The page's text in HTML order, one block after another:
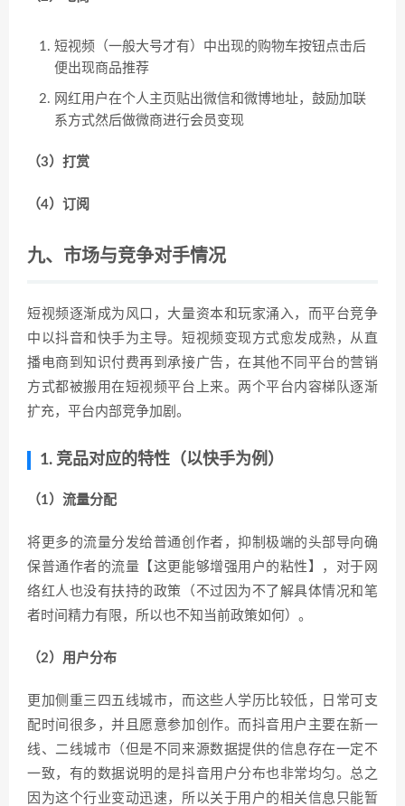
短视频（一般大号才有）中出现的购物车按钮点击后
便出现商品推荐
网红用户在个人主页贴出微信和微博地址，鼓励加联
系方式然后做微商进行会员变现
（3）打赏
（4）订阅
九、市场与竞争对手情况
短视频逐渐成为风口，大量资本和玩家涌入，而平台竞争
中以抖音和快手为主导。短视频变现方式愈发成熟，从直
播电商到知识付费再到承接广告，在其他不同平台的营销
方式都被搬用在短视频平台上来。两个平台内容梯队逐渐
扩充，平台内部竞争加剧。
1. 竞品对应的特性（以快手为例）
（1）流量分配
将更多的流量分发给普通创作者，抑制极端的头部导向确
保普通作者的流量【这更能够增强用户的粘性】，对于网
络红人也没有扶持的政策（不过因为不了解具体情况和笔
者时间精力有限，所以也不知当前政策如何）。
（2）用户分布
更加侧重三四五线城市，而这些人学历比较低，日常可支
配时间很多，并且愿意参加创作。而抖音用户主要在新一
线、二线城市（但是不同来源数据提供的信息存在一定不
一致，有的数据说明的是抖音用户分布也非常均匀。总之
因为这个行业变动迅速，所以关于用户的相关信息只能暂